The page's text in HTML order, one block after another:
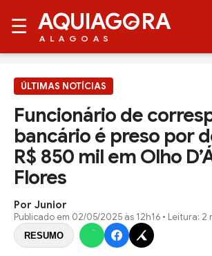
☰ AQUIAG RA
ALAGOAS
ÚLTIMAS NOTÍCIAS
Funcionário de
bancário é preso por
R$ 850 mil em Olho
Flores
Por Junior
Publicado em 02/05/2025 às 12h16 • Leitura: 2
RESUMO